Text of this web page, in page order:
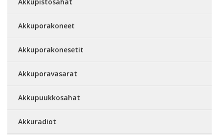
Akkuporakoneet
Akkuporakonesetit
Akkuporavasarat
Akkupuukkosahat
Akkuradiot